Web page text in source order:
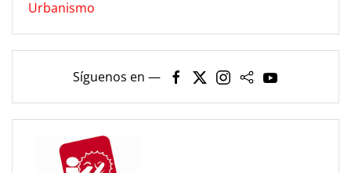
Urbanismo
Síguenos en —